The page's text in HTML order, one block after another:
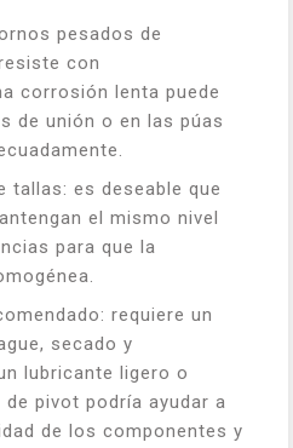
pesados de
con
corrosión lenta puede
de unión o en las púas
tallas: es deseable que
el mismo nivel
para que la
requiere un
secado y
lubricante ligero o
pivot podría ayudar a
de los componentes y